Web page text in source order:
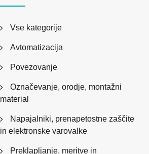
Vse kategorije
Avtomatizacija
Povezovanje
Označevanje, orodje, montažni
material
Napajalniki, prenapetostne zaščite
in elektronske varovalke
Preklapljanje, meritve in